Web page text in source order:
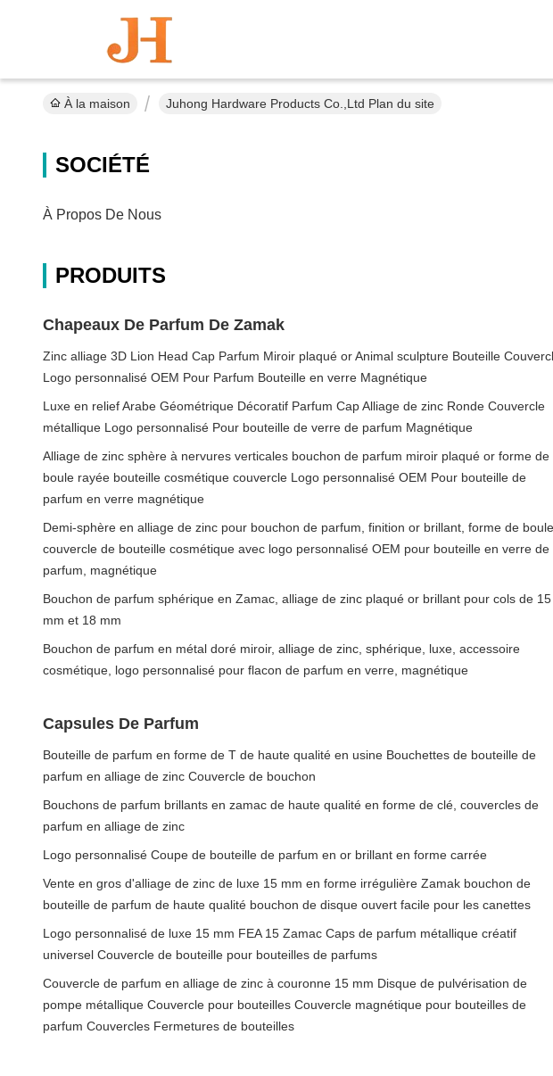
À la maison Juhong Hardware Products Co.,Ltd Plan du site
SOCIÉTÉ
À Propos De Nous
PRODUITS
Chapeaux De Parfum De Zamak
Zinc alliage 3D Lion Head Cap Parfum Miroir plaqué or Animal sculpture Bouteille
Logo personnalisé OEM Pour Parfum Bouteille en verre Magnétique
Luxe en relief Arabe Géométrique Décoratif Parfum Cap Alliage de zinc Ronde Couvercle
métallique Logo personnalisé Pour bouteille de verre de parfum Magnétique
Alliage de zinc sphère à nervures verticales bouchon de parfum miroir plaqué or forme de
boule rayée bouteille cosmétique couvercle Logo personnalisé OEM Pour bouteille de
parfum en verre magnétique
Demi-sphère en alliage de zinc pour bouchon de parfum, finition or brillant, forme de boule,
couvercle de bouteille cosmétique avec logo personnalisé OEM pour bouteille en verre de
parfum, magnétique
Bouchon de parfum sphérique en Zamac, alliage de zinc plaqué or brillant pour cols de 15
mm et 18 mm
Bouchon de parfum en métal doré miroir, alliage de zinc, sphérique, luxe, accessoire
cosmétique, logo personnalisé pour flacon de parfum en verre, magnétique
Capsules De Parfum
Bouteille de parfum en forme de T de haute qualité en usine Bouchettes de bouteille de
parfum en alliage de zinc Couvercle de bouchon
Bouchons de parfum brillants en zamac de haute qualité en forme de clé, couvercles de
parfum en alliage de zinc
Logo personnalisé Coupe de bouteille de parfum en or brillant en forme carrée
Vente en gros d'alliage de zinc de luxe 15 mm en forme irrégulière Zamak bouchon de
bouteille de parfum de haute qualité bouchon de disque ouvert facile pour les canettes
Logo personnalisé de luxe 15 mm FEA 15 Zamac Caps de parfum métallique créatif
universel Couvercle de bouteille pour bouteilles de parfums
Couvercle de parfum en alliage de zinc à couronne 15 mm Disque de pulvérisation de
pompe métallique Couvercle pour bouteilles Couvercle magnétique pour bouteilles de
parfum Couvercles Fermetures de bouteilles